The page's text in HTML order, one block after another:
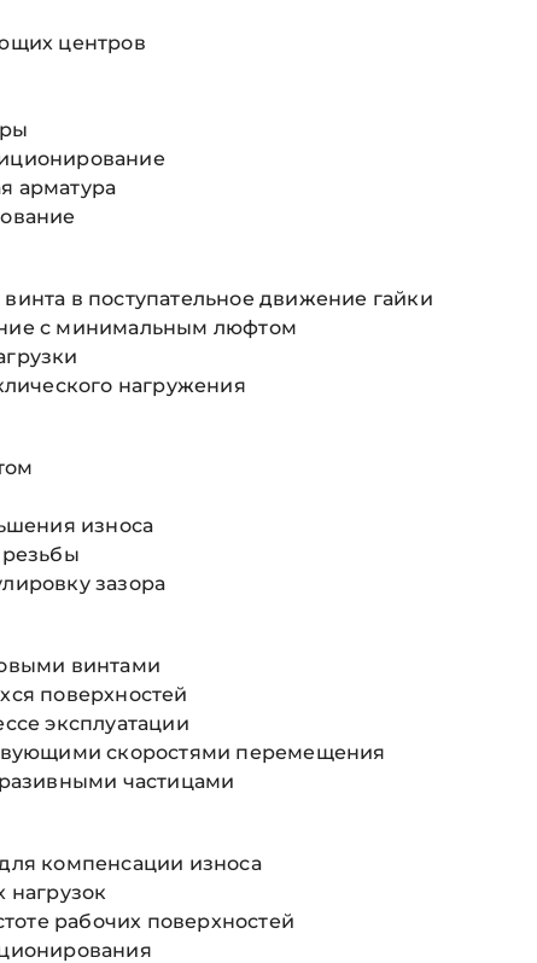
центров
арматура
в поступательное движение гайки
с минимальным люфтом
нагружения
износа
зазора
винтами
поверхностей
эксплуатации
скоростями перемещения
частицами
компенсации износа
нагрузок
рабочих поверхностей